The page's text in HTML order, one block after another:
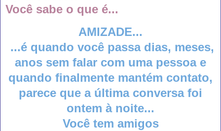
Você sabe o que é...
AMIZADE...
...é quando você passa dias, meses,
anos sem falar com uma pessoa e
quando finalmente mantém contato,
parece que a última conversa foi
ontem à noite...
Você tem amigos